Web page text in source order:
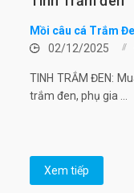
Mồi câu cá Trắm
02/12/2025
TINH TRẮM ĐEN:
trắm đen, phụ gia ...
Xem tiếp